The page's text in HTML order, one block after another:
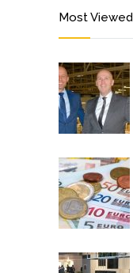
Most Viewed